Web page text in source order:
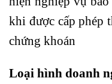
khi được cấp phép
chứng khoán
Loại hình doanh